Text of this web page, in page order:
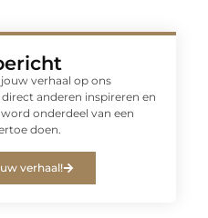
verhaal op ons
anderen inspireren en
onderdeel van een
doen.
verhaal!